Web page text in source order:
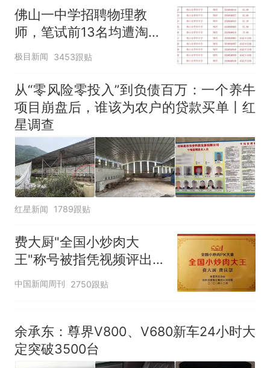
佛山一中学招聘物理教
师，笔试前13名均遭淘
汰？教育局：已叫停招
聘，成立调查组全面核查
极目新闻 3453跟贴
从“零风险零投入”到负债百万：一个养牛
项目崩盘后，谁该为农户的贷款买单丨红
星调查
红星新闻 1789跟贴
费大厨"全国小炒肉大
王"称号被指凭视频评出
官方回应
中国新闻周刊 2750跟贴
余承东：尊界V800、V680新车24小时大
定突破3500台